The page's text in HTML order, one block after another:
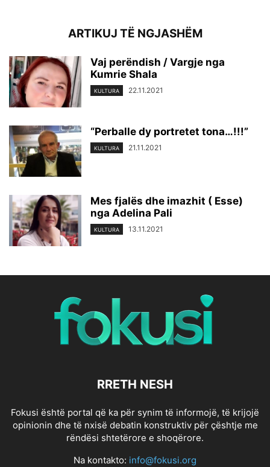
ARTIKUJ TË NGJASHËM
Vaj perëndish / Vargje nga
Kumrie Shala
KULTURA 22.11.2021
“Perballe dy portretet tona…!!!”
KULTURA 21.11.2021
Mes fjalës dhe imazhit ( Esse)
nga Adelina Pali
KULTURA 13.11.2021
RRETH NESH
Fokusi është portal që ka për synim të informojë, të krijojë
opinionin dhe të nxisë debatin konstruktiv për çështje me
rëndësi shtetërore e shoqërore.
Na kontakto: info@fokusi.org